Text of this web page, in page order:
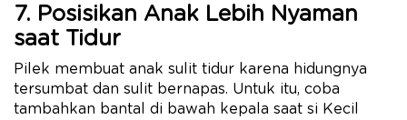
7. Posisikan Anak Lebih Nyaman
saat Tidur
Pilek membuat anak sulit tidur karena hidungnya
tersumbat dan sulit bernapas. Untuk itu, coba
tambahkan bantal di bawah kepala saat si Kecil